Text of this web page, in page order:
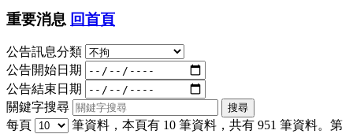
重要消息 回首頁
公告訊息分類
公告開始日期
公告結束日期
關鍵字搜尋
每頁
筆資料，本頁有 10 筆資料，共有 951 筆資料。第